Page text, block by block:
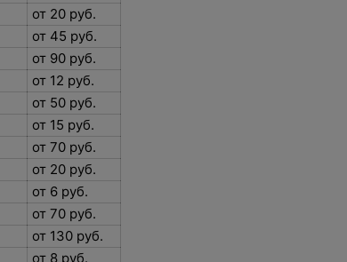
от 20 руб.
от 45 руб.
от 90 руб.
от 12 руб.
от 50 руб.
от 15 руб.
от 70 руб.
от 20 руб.
от 6 руб.
от 70 руб.
от 130 руб.
от 8 руб.